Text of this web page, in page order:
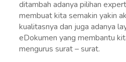
ditambah adanya pilihan
membuat kita semakin yakin
kualitasnya dan juga adanya
eDokumen yang membantu
mengurus surat – surat.